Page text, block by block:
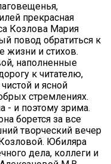
прекрасная
Козлова Мария
повод обратиться к
жизни и стихов.
наполненные
к читателю,
и ясной
стремлениях.
- и поэтому зрима.
борется за все
творческий вечер
Юбиляра
дела, коллеги и